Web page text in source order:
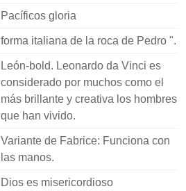
Pacíficos gloria
forma italiana de la roca de Pedro ".
León-bold. Leonardo da Vinci es
considerado por muchos como el
más brillante y creativa los hombres
que han vivido.
Variante de Fabrice: Funciona con
las manos.
Dios es misericordioso